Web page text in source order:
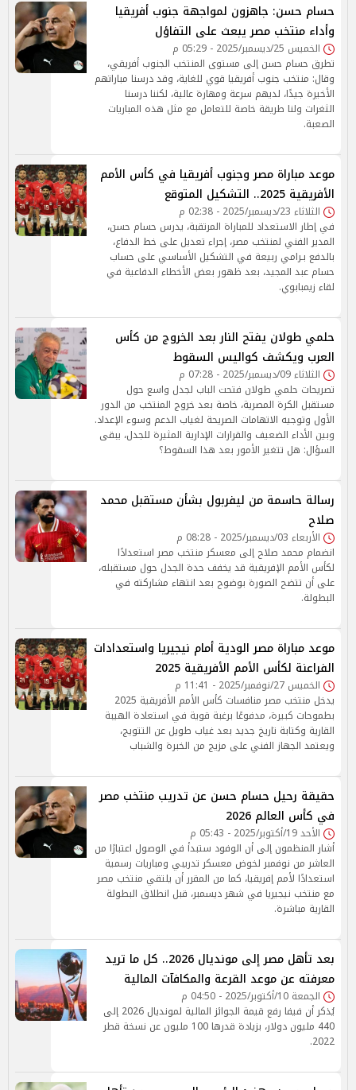
حسام حسن: جاهزون لمواجهة جنوب أفريقيا
وأداء منتخب مصر يبعث على التفاؤل
الخميس 25/ديسمبر/2025 - 05:29 م
تطرق حسام حسن إلى مستوى المنتخب الجنوب أفريقي،
وقال: منتخب جنوب أفريقيا قوي للغاية، وقد درسنا مباراتهم
الأخيرة جيدًا، لديهم سرعة ومهارة عالية، لكننا درسنا
الثغرات ولنا طريقة خاصة للتعامل مع مثل هذه المباريات
الصعبة.
موعد مباراة مصر وجنوب أفريقيا في كأس الأمم
الأفريقية 2025.. التشكيل المتوقع
الثلاثاء 23/ديسمبر/2025 - 02:38 م
في إطار الاستعداد للمباراة المرتقبة، يدرس حسام حسن،
المدير الفني لمنتخب مصر، إجراء تعديل على خط الدفاع،
بالدفع بـرامي ربيعة في التشكيل الأساسي على حساب
حسام عبد المجيد، بعد ظهور بعض الأخطاء الدفاعية في
لقاء زيمبابوي.
حلمي طولان يفتح النار بعد الخروج من كأس
العرب ويكشف كواليس السقوط
الثلاثاء 09/ديسمبر/2025 - 07:28 م
تصريحات حلمي طولان فتحت الباب لجدل واسع حول
مستقبل الكرة المصرية، خاصة بعد خروج المنتخب من الدور
الأول وتوجيه الاتهامات الصريحة لغياب الدعم وسوء الإعداد.
وبين الأداء الضعيف والقرارات الإدارية المثيرة للجدل، يبقى
السؤال: هل تتغير الأمور بعد هذا السقوط؟
رسالة حاسمة من ليفربول بشأن مستقبل محمد
صلاح
الأربعاء 03/ديسمبر/2025 - 08:28 م
انضمام محمد صلاح إلى معسكر منتخب مصر استعدادًا
لكأس الأمم الإفريقية قد يخفف حدة الجدل حول مستقبله،
على أن تتضح الصورة بوضوح بعد انتهاء مشاركته في
البطولة.
موعد مباراة مصر الودية أمام نيجيريا واستعدادات
الفراعنة لكأس الأمم الأفريقية 2025
الخميس 27/نوفمبر/2025 - 11:41 م
يدخل منتخب مصر منافسات كأس الأمم الأفريقية 2025
بطموحات كبيرة، مدفوعًا برغبة قوية في استعادة الهيبة
القارية وكتابة تاريخ جديد بعد غياب طويل عن التتويج،
ويعتمد الجهاز الفني على مزيج من الخبرة والشباب
حقيقة رحيل حسام حسن عن تدريب منتخب مصر
في كأس العالم 2026
الأحد 19/أكتوبر/2025 - 05:43 م
أشار المنظمون إلى أن الوفود ستبدأ في الوصول اعتبارًا من
العاشر من نوفمبر لخوض معسكر تدريبي ومباريات رسمية
استعدادًا لأمم إفريقيا، كما من المقرر أن يلتقي منتخب مصر
مع منتخب نيجيريا في شهر ديسمبر، قبل انطلاق البطولة
القارية مباشرة.
بعد تأهل مصر إلى مونديال 2026.. كل ما تريد
معرفته عن موعد القرعة والمكافآت المالية
الجمعة 10/أكتوبر/2025 - 04:50 م
يُذكر أن فيفا رفع قيمة الجوائز المالية لمونديال 2026 إلى
440 مليون دولار، بزيادة قدرها 100 مليون عن نسخة قطر
2022.